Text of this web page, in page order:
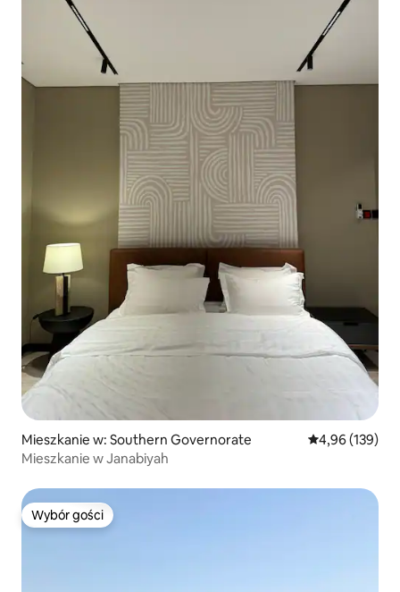
Mieszkanie w: Southern Governorate Średnia
4,96 (139)
Mieszkanie w Janabiyah
Wybór gości
Wybór gości